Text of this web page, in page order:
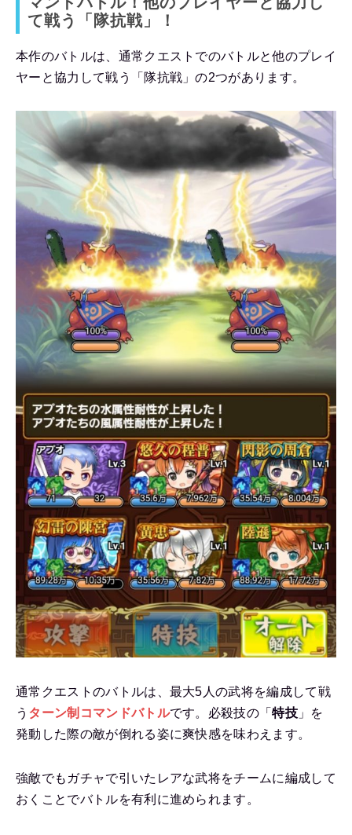
て戦う「隊抗戦」！
本作のバトルは、通常クエストでのバトルと他のプレイ
ヤーと協力して戦う「隊抗戦」の2つがあります。
通常クエストのバトルは、最大5人の武将を編成して戦
う ターン制コマンドバトルです。必殺技の「特技 」を
発動した際の敵が倒れる姿に爽快感を味わえます。
強敵でもガチャで引いたレアな武将をチームに編成して
おくことでバトルを有利に進められます。